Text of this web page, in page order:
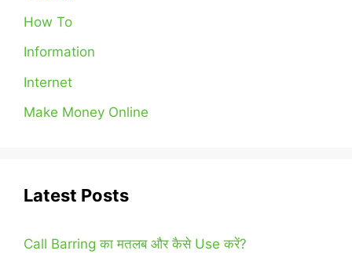
How To
Information
Internet
Make Money Online
Latest Posts
Call Barring का मतलब और कैसे Use करें?